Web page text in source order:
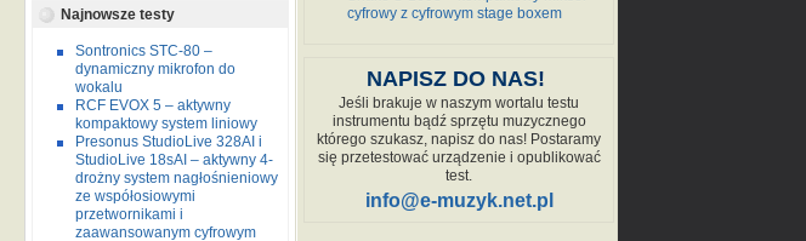
Najnowsze testy
Sontronics STC-80 –
dynamiczny mikrofon do
wokalu
RCF EVOX 5 – aktywny
kompaktowy system liniowy
Presonus StudioLive 328AI i
StudioLive 18sAI – aktywny 4-
drożny system nagłośnieniowy
ze współosiowymi
przetwornikami i
zaawansowanym cyfrowym
cyfrowy z cyfrowym stage boxem
NAPISZ DO NAS!
Jeśli brakuje w naszym wortalu testu
instrumentu bądź sprzętu muzycznego
którego szukasz, napisz do nas! Postaramy
się przetestować urządzenie i opublikować
test.
info@e-muzyk.net.pl